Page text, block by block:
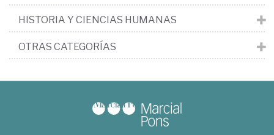
HISTORIA Y CIENCIAS HUMANAS
OTRAS CATEGORÍAS